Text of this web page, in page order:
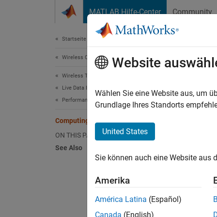
MATLAB Hilfe-Center Community
Startseite der Dokumentation
Wireless Communications
Wireless Testbench
Live Data I/O
Performance
Computing Environment Optimization
ON THIS PAGE
See Also
Tune
To
Website
Wählen Sie eine Website aus, um
Grundlage Ihres Standorts
United States
Sie können auch eine Website aus
Amerika
América Latina (Español)
Canada (English)